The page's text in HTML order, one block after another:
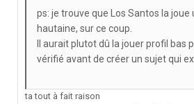
ps: je trouve que Los Santos la joue
hautaine, sur ce coup.
Il aurait plutot dû la jouer profil bas
vérifié avant de créer un sujet qui
ta tout à fait raison